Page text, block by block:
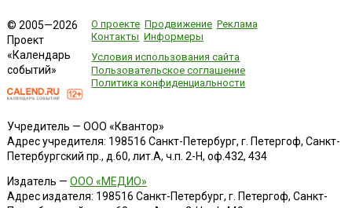
© 2005—2026
Проект
«Календарь
событий»
О проекте Продвижение Реклама
Контакты Информеры
Условия использования сайта
Пользовательское соглашение
Политика конфиденциальности
Учредитель — ООО «Квантор»
Адрес учредителя: 198516 Санкт-Петербург, г. Петергоф, Санкт-
Петербургский пр., д.60, лит.А, ч.п. 2-Н, оф.432, 434
Издатель — ООО «МЕДИО»
Адрес издателя: 198516 Санкт-Петербург, г. Петергоф, Санкт-